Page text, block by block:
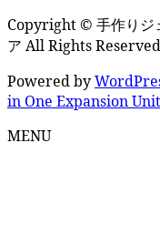
Copyright © 手作りジ
ア All Rights
Powered by
in One Expansion Unit
MENU